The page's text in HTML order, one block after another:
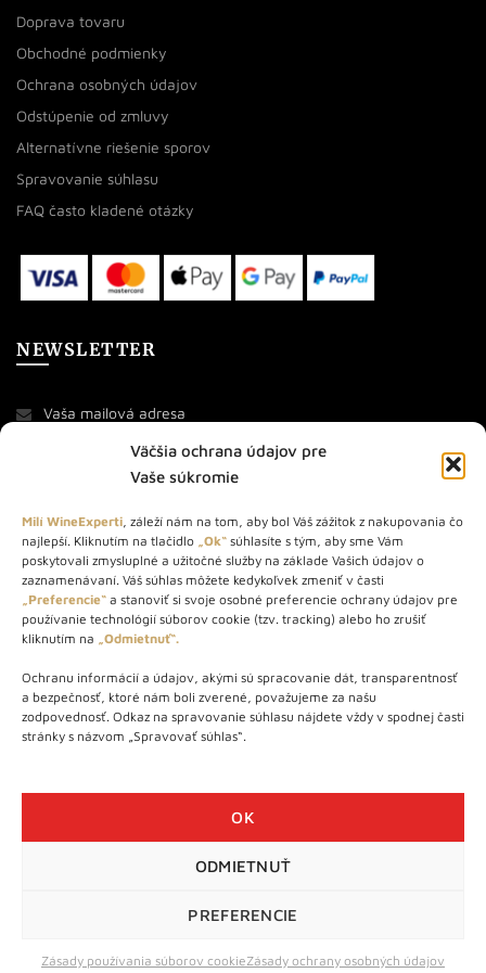
Väčšia ochrana údajov pre
Vaše súkromie
Milí WineExperti, záleží nám na tom, aby bol Váš zážitok z nakupovania čo
najlepší. Kliknutím na tlačidlo „Ok“ súhlasíte s tým, aby sme Vám
poskytovali zmysluplné a užitočné služby na základe Vašich údajov o
zaznamenávaní. Váš súhlas môžete kedykoľvek zmeniť v časti
„Preferencie“ a stanoviť si svoje osobné preferencie ochrany údajov pre
používanie technológií súborov cookie (tzv. tracking) alebo ho zrušiť
kliknutím na „Odmietnuť“.
Ochranu informácií a údajov, akými sú spracovanie dát, transparentnosť
a bezpečnosť, ktoré nám boli zverené, považujeme za našu
zodpovednosť. Odkaz na spravovanie súhlasu nájdete vždy v spodnej časti
stránky s názvom „Spravovať súhlas“.
OK
ODMIETNUŤ
PREFERENCIE
Zásady používania súborov cookieZásady ochrany osobných údajov
Doprava tovaru
Obchodné podmienky
Ochrana osobných údajov
Odstúpenie od zmluvy
Alternatívne riešenie sporov
Spravovanie súhlasu
FAQ často kladené otázky
NEWSLETTER
O NÁS
STORE – obchod s vínom a destilátmi od roku 2010. Na našej
webovej stránke predávame viac ako 1000+ značkových
produktov.
Info tel.: +421 917 779 888
Vínotéka: +421 917 888 879
Vínotéka: Bratislavská 49/B, Bratislava 841 06
info@wineexpert.sk
ochranou súkromia
a podmienkami používania